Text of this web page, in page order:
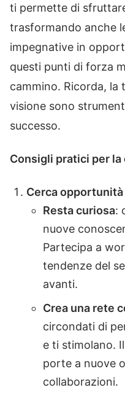
ti permette di
trasformando anche
impegnative in
questi punti di forza
cammino. Ricorda, la
visione sono
successo.
Consigli pratici per
Cerca
Resta curiosa:
nuove
Partecipa a
tendenze del
avanti.
Crea una rete
circondati di
e ti stimolano.
porte a nuove
collaborazioni.